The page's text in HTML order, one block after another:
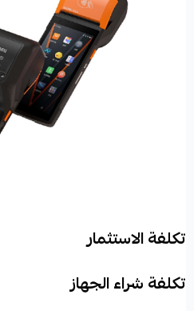
تكلفة الاستثمار
تكلفة شراء الجهاز